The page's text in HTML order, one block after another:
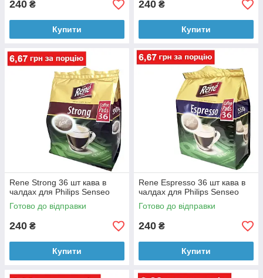
240 ₴
Купити
240 ₴
Купити
Rene Strong 36 шт кава в
чалдах для Philips Senseo
Готово до відправки
240 ₴
Купити
Rene Espresso 36 шт кава в
чалдах для Philips Senseo
Готово до відправки
240 ₴
Купити